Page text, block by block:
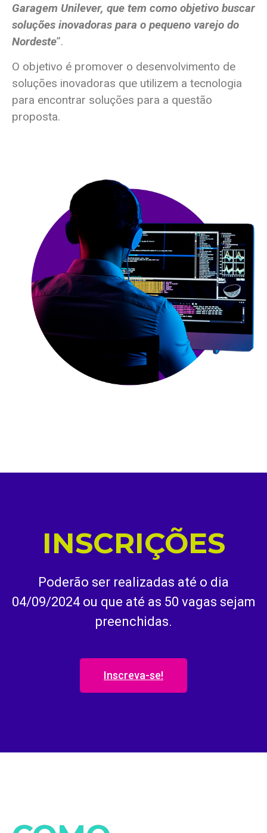
Garagem Unilever, que tem como objetivo buscar
soluções inovadoras para o pequeno varejo do
Nordeste”.
O objetivo é promover o desenvolvimento de
soluções inovadoras que utilizem a tecnologia
para encontrar soluções para a questão
proposta.
INSCRIÇÕES
Poderão ser realizadas até o dia
04/09/2024 ou que até as 50 vagas sejam
preenchidas.
Inscreva-se!